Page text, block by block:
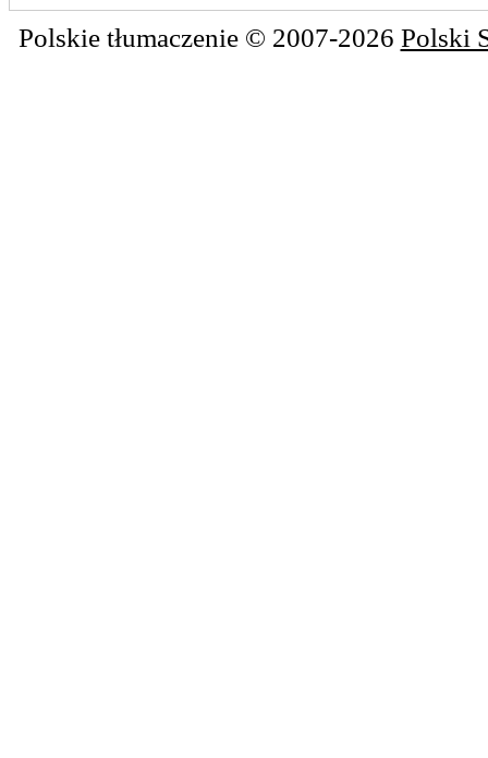
Polskie tłumaczenie © 2007-2026 Polski